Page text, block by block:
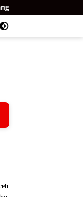
dan Bagikan